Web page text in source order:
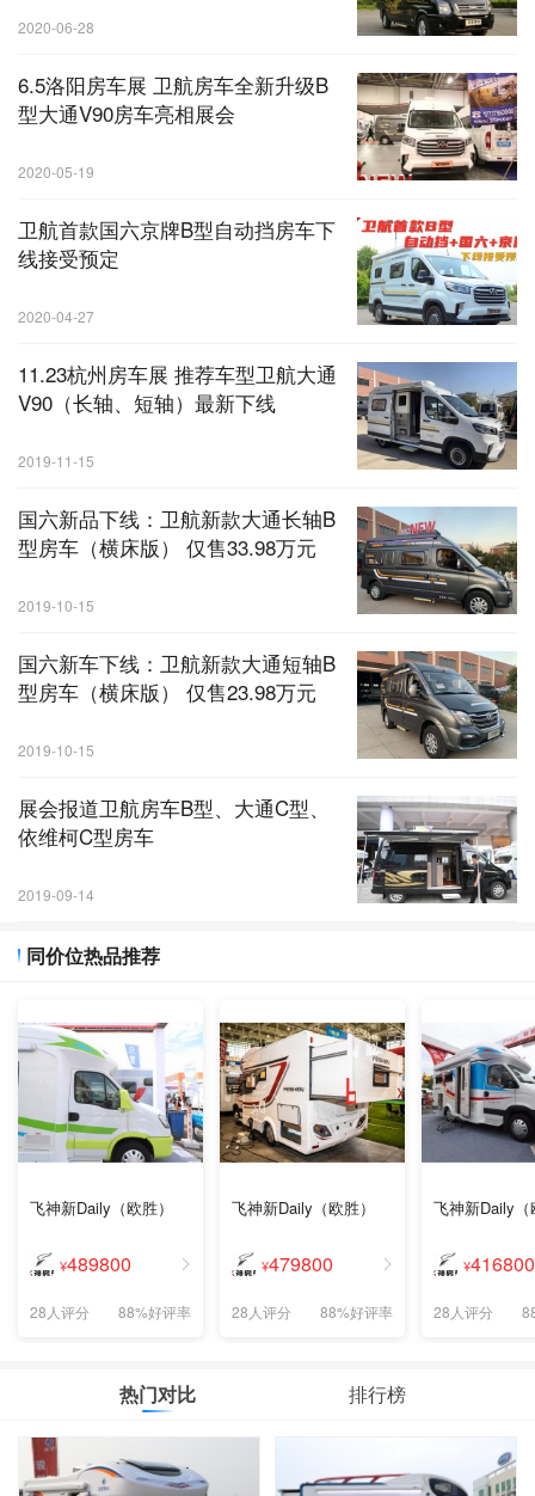
2020-06-28
6.5洛阳房车展 卫航房车全新升级B
型大通V90房车亮相展会
2020-05-19
卫航首款国六京牌B型自动挡房车下
线接受预定
2020-04-27
11.23杭州房车展 推荐车型卫航大通
V90（长轴、短轴）最新下线
2019-11-15
国六新品下线：卫航新款大通长轴B
型房车（横床版） 仅售33.98万元
2019-10-15
国六新车下线：卫航新款大通短轴B
型房车（横床版） 仅售23.98万元
2019-10-15
展会报道卫航房车B型、大通C型、
依维柯C型房车
2019-09-14
同价位热品推荐
飞神新Daily（欧胜）
¥489800
88%好评率
28人评分
飞神新Daily（欧胜）
¥479800
88%好评率
28人评分
飞神新Daily（
¥416800
28人评分
热门对比 排行榜